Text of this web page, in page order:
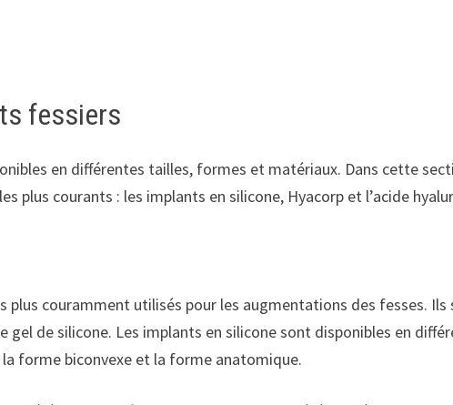
fessiers
en différentes tailles, formes et matériaux. Dans cette
plus courants : les implants en silicone, Hyacorp et l’acide
plus couramment utilisés pour les augmentations des fesses.
gel de silicone. Les implants en silicone sont disponibles en
forme biconvexe et la forme anatomique.